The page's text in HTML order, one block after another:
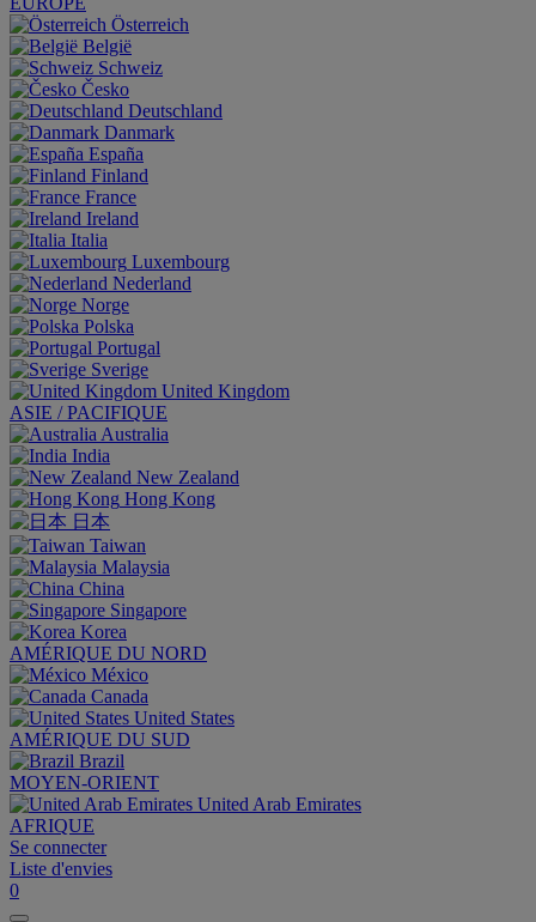
Österreich
België
Schweiz
Česko
Deutschland
Danmark
España
Finland
France
Ireland
Italia
Luxembourg
Nederland
Norge
Polska
Portugal
Sverige
United Kingdom
ASIE / PACIFIQUE
Australia
India
New Zealand
Hong Kong
日本
Taiwan
Malaysia
China
Singapore
Korea
AMÉRIQUE DU NORD
México
Canada
United States
AMÉRIQUE DU SUD
Brazil
MOYEN-ORIENT
United Arab Emirates
AFRIQUE
Se connecter
Liste d'envies
0